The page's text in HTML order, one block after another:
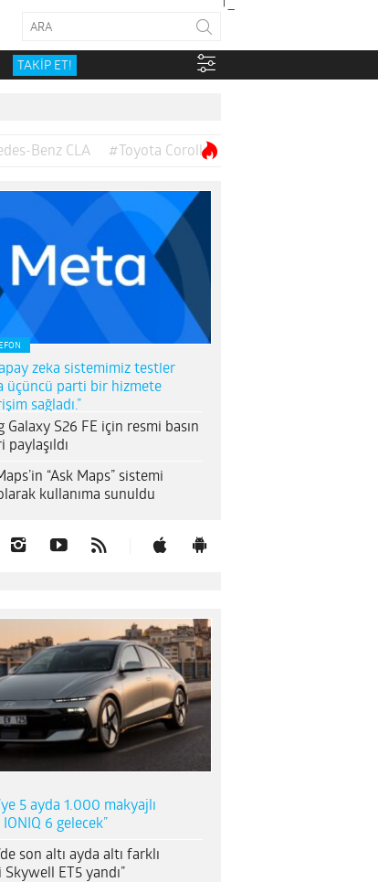
TAKİP ET!
Benz CLA #Toyota Corolla
zeka sistemimiz testler
üçüncü parti bir hizmete
sağladı.”
Galaxy S26 FE için resmi basın
paylaşıldı
“Ask Maps” sistemi
kullanıma sunuldu
5 ayda 1.000 makyajlı
6 gelecek”
son altı ayda altı farklı
ET5 yandı”